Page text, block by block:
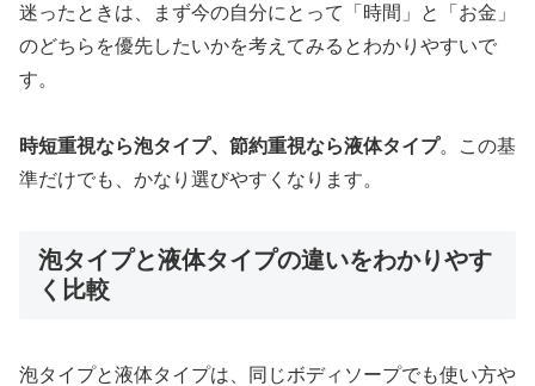
迷ったときは、まず今の自分にとって「時間」と「お金」
のどちらを優先したいかを考えてみるとわかりやすいで
す。
時短重視なら泡タイプ、節約重視なら液体タイプ。この基
準だけでも、かなり選びやすくなります。
泡タイプと液体タイプの違いをわかりやす
く比較
泡タイプと液体タイプは、同じボディソープでも使い方や